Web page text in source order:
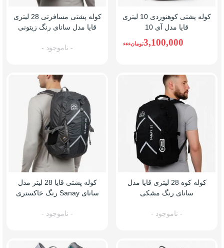
کوله پشتی کوهنوردی 10 لیتری
قایا مدل آی 10
3,100,000تومانءءء
کوله پشتی مسافرتی 28 لیتری
قایا مدل سانای رنگ زیتونی
- ناموجود -
کوله کوه 28 لیتری قایا مدل
سانای رنگ مشکی
- ناموجود -
کوله پشتی قایا 28 لیتر مدل
سانای Sanay رنگ خاکستری
- ناموجود -